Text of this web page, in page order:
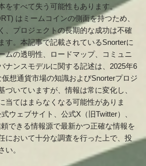
をすべて失う可能性もあります。
はミームコインの側面を持つため、
、プロジェクトの長期的な成功は不確
す。本記事で記載されているSnorterに
ムの透明性、ロードマップ、コミュニ
ナンスモデルに関する記述は、2025年6
想通貨市場の知識およびSnorterプロジ
づいていますが、情報は常に変化し、
当てはまらなくなる可能性がありま
ウェブサイト、公式X（旧Twitter）、
できる情報源で最新かつ正確な情報を
において十分な調査を行った上で、投
い。